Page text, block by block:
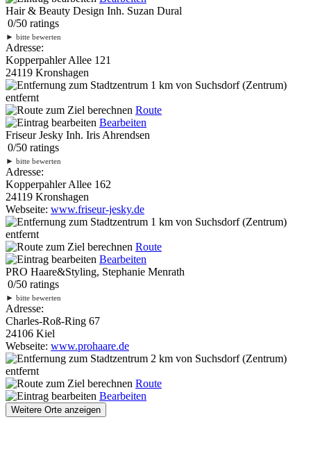
Hair & Beauty Design Inh. Suzan Dural
0/50 ratings
► bitte bewerten
Adresse:
Kopperpahler Allee 121
24119 Kronshagen
1 km von Suchsdorf (Zentrum)
entfernt
Route
Bearbeiten
Friseur Jesky Inh. Iris Ahrendsen
0/50 ratings
► bitte bewerten
Adresse:
Kopperpahler Allee 162
24119 Kronshagen
Webseite: www.friseur-jesky.de
1 km von Suchsdorf (Zentrum)
entfernt
Route
Bearbeiten
PRO Haare&Styling, Stephanie Menrath
0/50 ratings
► bitte bewerten
Adresse:
Charles-Roß-Ring 67
24106 Kiel
Webseite: www.prohaare.de
2 km von Suchsdorf (Zentrum)
entfernt
Route
Bearbeiten
Weitere Orte anzeigen